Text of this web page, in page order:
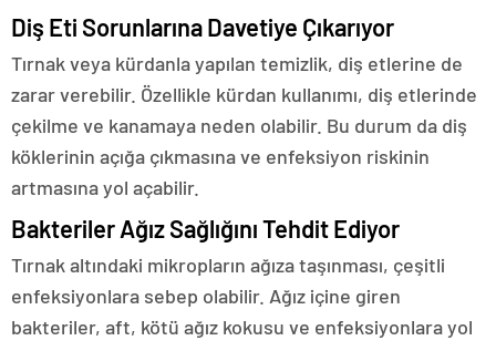
Diş Eti Sorunlarına Davetiye Çıkarıyor
Tırnak veya kürdanla yapılan temizlik, diş etlerine de
zarar verebilir. Özellikle kürdan kullanımı, diş etlerinde
çekilme ve kanamaya neden olabilir. Bu durum da diş
köklerinin açığa çıkmasına ve enfeksiyon riskinin
artmasına yol açabilir.
Bakteriler Ağız Sağlığını Tehdit Ediyor
Tırnak altındaki mikropların ağıza taşınması, çeşitli
enfeksiyonlara sebep olabilir. Ağız içine giren
bakteriler, aft, kötü ağız kokusu ve enfeksiyonlara yol